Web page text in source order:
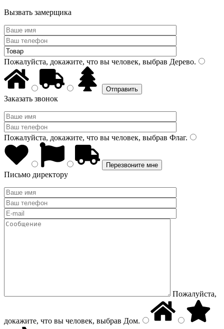
Вызвать замерщика
Пожалуйста, докажите, что вы человек, выбрав Дерево.
Заказать звонок
Пожалуйста, докажите, что вы человек, выбрав Флаг.
Письмо директору
Пожалуйста,
докажите, что вы человек, выбрав Дом.